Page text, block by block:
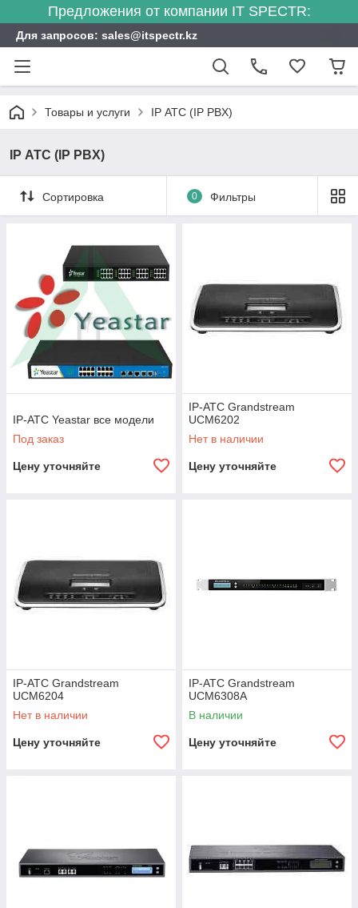
Предложения от компании IT SPECTR:
Для запросов: sales@itspectr.kz
Товары и услуги IP АТС (IP PBX)
IP АТС (IP PBX)
Сортировка 0 Фильтры
IP-АТС Yeastar все модели
Под заказ
Цену уточняйте
IP-АТС Grandstream
UCM6202
Нет в наличии
Цену уточняйте
IP-АТС Grandstream
UCM6204
Нет в наличии
Цену уточняйте
IP-АТС Grandstream
UCM6308A
В наличии
Цену уточняйте